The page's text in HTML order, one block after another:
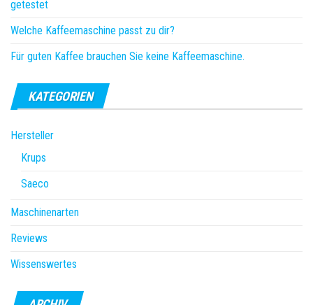
getestet
Welche Kaffeemaschine passt zu dir?
Für guten Kaffee brauchen Sie keine Kaffeemaschine.
KATEGORIEN
Hersteller
Krups
Saeco
Maschinenarten
Reviews
Wissenswertes